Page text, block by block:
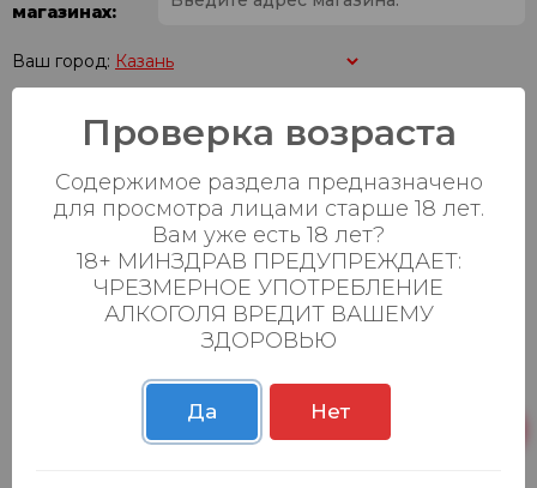
магазинах:
Ваш город:
Батыршина 20Б
Пн-Вс с 08:00 до
23:00
20 шт.
Магистральная 22д
Пн-Вс с 08:00 до
23:00
24 шт.
Осиновская 2В,
Пестрецы
Пн-Вс с 09:00 до
23:00
7 шт.
Пн-Вс с 09:00 до
23:00
Проверка возраста
Содержимое раздела предназначено
для просмотра лицами старше 18 лет.
Вам уже есть 18 лет?
18+ МИНЗДРАВ ПРЕДУПРЕЖДАЕТ:
ЧРЕЗМЕРНОЕ УПОТРЕБЛЕНИЕ
АЛКОГОЛЯ ВРЕДИТ ВАШЕМУ
ЗДОРОВЬЮ
Да Нет